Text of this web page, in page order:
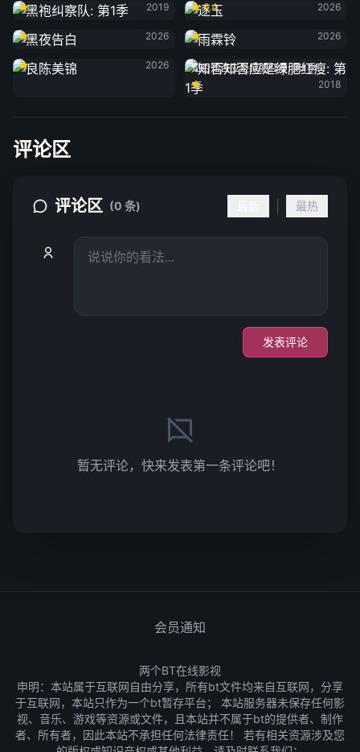
2019
6.4
2026
黑夜告白
2026
雨霖铃
2026
良陈美锦
2026
知否知否应是绿肥红瘦: 第1季
2018
评论区
评论区 (0 条) 最热
发表评论
暂无评论，快来发表第一条评论吧！
会员通知
两个BT在线影视
申明：本站属于互联网自由分享，所有bt文件均来自互联网，分享
于互联网，本站只作为一个bt暂存平台； 本站服务器未保存任何影
视、音乐、游戏等资源或文件，且本站并不属于bt的提供者、制作
者、所有者，因此本站不承担任何法律责任！ 若有相关资源涉及您